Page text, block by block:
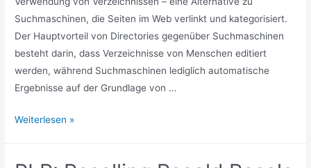
Suchmaschinen, die Seiten im Web verlinkt und kategorisiert.
Der Hauptvorteil von Directories gegenüber Suchmaschinen
besteht darin, dass Verzeichnisse von Menschen editiert
werden, während Suchmaschinen lediglich automatische
Ergebnisse auf der Grundlage von …
Unternehmens
Weiterlesen »